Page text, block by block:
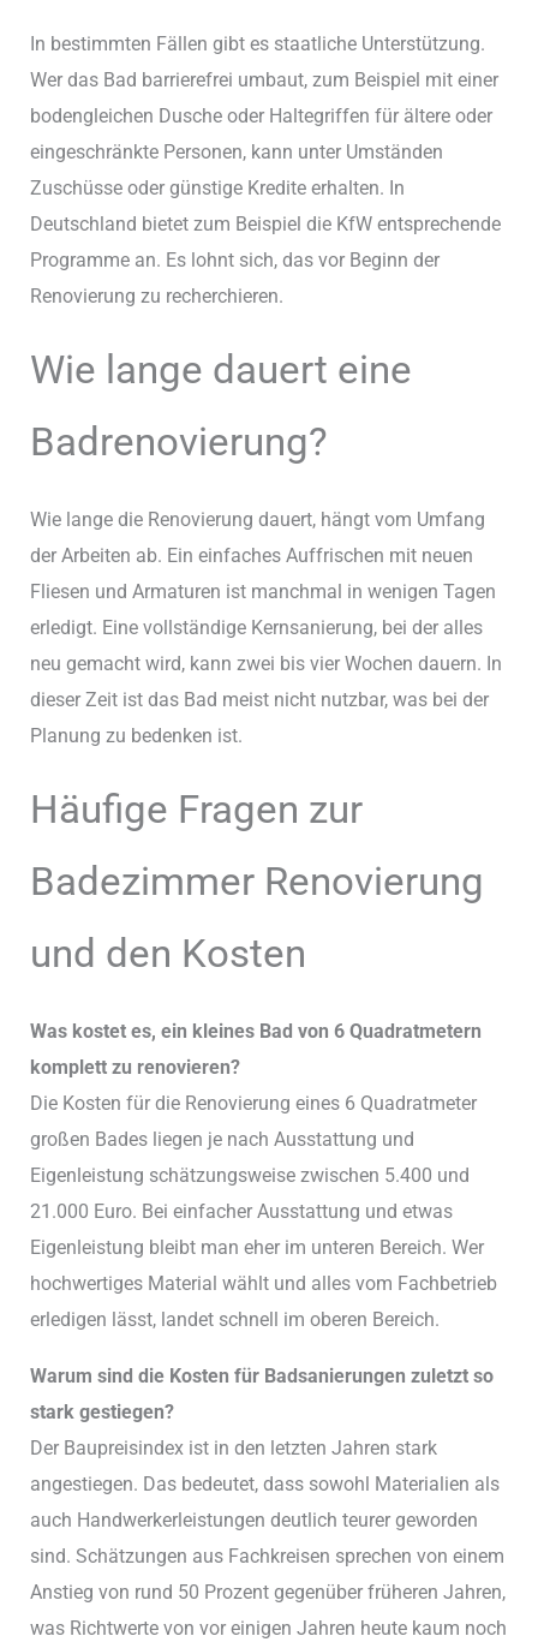
In bestimmten Fällen gibt es staatliche Unterstützung.
Wer das Bad barrierefrei umbaut, zum Beispiel mit einer
bodengleichen Dusche oder Haltegriffen für ältere oder
eingeschränkte Personen, kann unter Umständen
Zuschüsse oder günstige Kredite erhalten. In
Deutschland bietet zum Beispiel die KfW entsprechende
Programme an. Es lohnt sich, das vor Beginn der
Renovierung zu recherchieren.
Wie lange dauert eine
Badrenovierung?
Wie lange die Renovierung dauert, hängt vom Umfang
der Arbeiten ab. Ein einfaches Auffrischen mit neuen
Fliesen und Armaturen ist manchmal in wenigen Tagen
erledigt. Eine vollständige Kernsanierung, bei der alles
neu gemacht wird, kann zwei bis vier Wochen dauern. In
dieser Zeit ist das Bad meist nicht nutzbar, was bei der
Planung zu bedenken ist.
Häufige Fragen zur
Badezimmer Renovierung
und den Kosten
Was kostet es, ein kleines Bad von 6 Quadratmetern
komplett zu renovieren?
Die Kosten für die Renovierung eines 6 Quadratmeter
großen Bades liegen je nach Ausstattung und
Eigenleistung schätzungsweise zwischen 5.400 und
21.000 Euro. Bei einfacher Ausstattung und etwas
Eigenleistung bleibt man eher im unteren Bereich. Wer
hochwertiges Material wählt und alles vom Fachbetrieb
erledigen lässt, landet schnell im oberen Bereich.
Warum sind die Kosten für Badsanierungen zuletzt so
stark gestiegen?
Der Baupreisindex ist in den letzten Jahren stark
angestiegen. Das bedeutet, dass sowohl Materialien als
auch Handwerkerleistungen deutlich teurer geworden
sind. Schätzungen aus Fachkreisen sprechen von einem
Anstieg von rund 50 Prozent gegenüber früheren Jahren,
was Richtwerte von vor einigen Jahren heute kaum noch